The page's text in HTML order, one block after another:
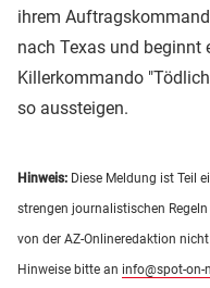
ihrem
nach Texas und beginnt
Killerkommando
so aussteigen.
Hinweis: Diese Meldung ist Teil
strengen journalistischen
von der AZ-Onlineredaktion
Hinweise bitte an info@spot-on-